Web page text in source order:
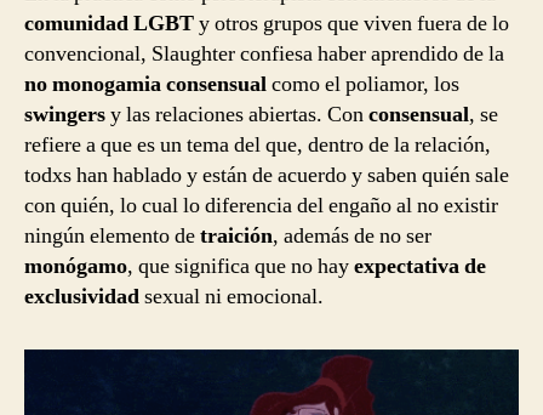
comunidad LGBTy otros grupos que viven fuera de lo
convencional, Slaughter confiesa haber aprendido de la
no monogamia consensualcomo el poliamor, los
swingersy las relaciones abiertas. Conconsensual, se
refiere a que es un tema del que, dentro de la relación,
todxs han hablado y están de acuerdo y saben quién sale
con quién, lo cual lo diferencia del engaño al no existir
ningún elemento detraición, además de no ser
monógamo, que significa que no hayexpectativa de
exclusividadsexual ni emocional.